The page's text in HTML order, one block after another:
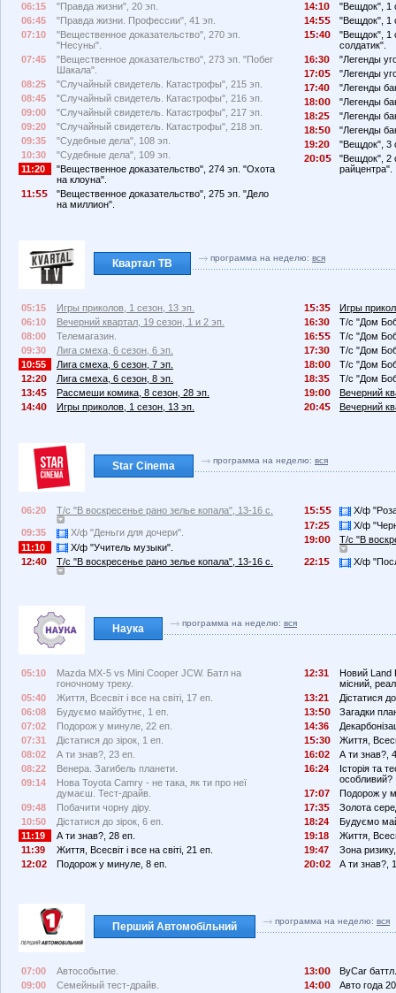
06:15
"Правда жизни", 20 эп.
06:45
"Правда жизни. Профессии", 41 эп.
07:10
"Вещественное доказательство", 270 эп.
"Несуны".
07:45
"Вещественное доказательство", 273 эп. "Побег
Шакала".
08:25
"Случайный свидетель. Катастрофы", 215 эп.
08:45
"Случайный свидетель. Катастрофы", 216 эп.
09:00
"Случайный свидетель. Катастрофы", 217 эп.
09:20
"Случайный свидетель. Катастрофы", 218 эп.
09:35
"Судебные дела", 108 эп.
10:30
"Судебные дела", 109 эп.
11:20
"Вещественное доказательство", 274 эп. "Охота
на клоуна".
11:
"Вещественное доказательство", 275 эп. "Дело
на миллион".
14:1
"Вещдок", 1
14:
"Вещдок", 1
1
:4
"Вещдок", 1
солдатик".
16:3
"Легенды
17:
"Легенды
17:4
"Легенды
18:
"Легенды
18:2
"Легенды
18:
"Легенды
19:2
"Вещдок", 3
2
:
"Вещдок", 2
райцентра".
Квартал ТВ программа на неделю: вся
05:15
Игры приколов, 1 сезон, 13 эп.
06:10
Вечерний квартал, 19 сезон, 1 и 2 эп.
08:00
Телемагазин.
09:30
Лига смеха, 6 сезон, 6 эп.
10:55
Лига смеха, 6 сезон, 7 эп.
12:2
Лига смеха, 6 сезон, 8 эп.
13:4
Рассмеши комика, 8 сезон, 28 эп.
14:4
Игры приколов, 1 сезон, 13 эп.
1 :3
Игры
16:3
Т/с "Дом
16:
Т/с "Дом
17:3
Т/с "Дом
18:
Т/с "Дом
18:3
Т/с "Дом
19:
Вечерний
2
:4 Вечерний
Star Cinema программа на неделю: вся
06:20 Т/с "В воскресенье рано зелье копала", 13-16 с.
09:35
Х/ф "Деньги для дочери".
11:10
Х/ф "Учитель музыки".
12:4
Т/с "В воскресенье рано зелье копала", 13-16 с.
1 :
Х/ф
17:2
Х/ф
19:
Т/с "В
22:1 Х/ф
Наука программа на неделю: вся
05:10
Mazda MX-5 vs Mini Cooper JCW. Батл на
гоночному треку.
05:40
Життя, Всесвіт і все на світі, 17 еп.
06:08
Будуємо майбутнє, 1 еп.
07:02
Подорож у минуле, 22 еп.
07:31
Дістатися до зірок, 1 еп.
08:02
А ти знав?, 23 еп.
08:22
Венера. Загибель планети.
09:14
Нова Toyota Camry - не така, як ти про неї
думаєш. Тест-драйв.
09:48
Побачити чорну діру.
10:50
Дістатися до зірок, 6 еп.
11:19
А ти знав?, 28 еп.
11:39
Життя, Всесвіт і все на світі, 21 еп.
12:
2 Подорож у минуле, 8 еп.
12:31
Новий Land
місний,
13:21
Дістатися
13:
Загадки
14:36
1
:3
Життя,
16:
2
А ти знав?,
16:24
Історія та
особливий?
17:
7
Подорож у
17:3
Золота
18:24
Будуємо
19:18
Життя,
19:47
Зона
2
: 2 А ти знав?,
Перший Автомобільний программа на неделю: вся
07:00
Автособытие.
09:00
Семейный тест-драйв.
13:
ByCar баттл.
14:
Авто года